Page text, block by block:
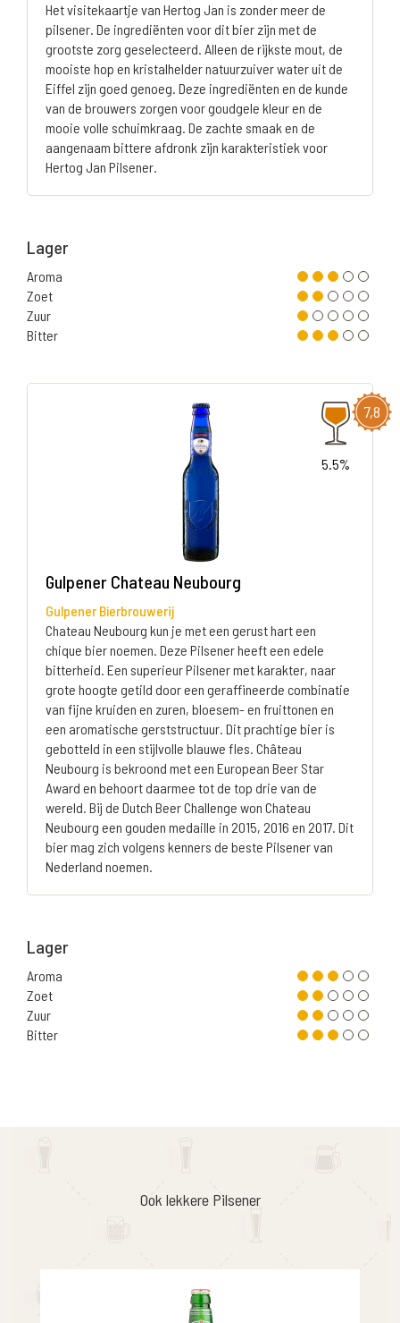
Het visitekaartje van Hertog Jan is zonder meer de
pilsener. De ingrediënten voor dit bier zijn met de
grootste zorg geselecteerd. Alleen de rijkste mout, de
mooiste hop en kristalhelder natuurzuiver water uit de
Eiffel zijn goed genoeg. Deze ingrediënten en de kunde
van de brouwers zorgen voor goudgele kleur en de
mooie volle schuimkraag. De zachte smaak en de
aangenaam bittere afdronk zijn karakteristiek voor
Hertog Jan Pilsener.
Lager
Aroma
Zoet
Zuur
Bitter
7,8
5.5%
Gulpener Chateau Neubourg
Gulpener Bierbrouwerij
Chateau Neubourg kun je met een gerust hart een
chique bier noemen. Deze Pilsener heeft een edele
bitterheid. Een superieur Pilsener met karakter, naar
grote hoogte getild door een geraffineerde combinatie
van fijne kruiden en zuren, bloesem- en fruittonen en
een aromatische gerststructuur. Dit prachtige bier is
gebotteld in een stijlvolle blauwe fles. Château
Neubourg is bekroond met een European Beer Star
Award en behoort daarmee tot de top drie van de
wereld. Bij de Dutch Beer Challenge won Chateau
Neubourg een gouden medaille in 2015, 2016 en 2017. Dit
bier mag zich volgens kenners de beste Pilsener van
Nederland noemen.
Lager
Aroma
Zoet
Zuur
Bitter
Ook lekkere Pilsener